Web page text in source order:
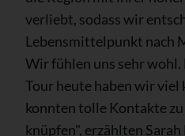
verliebt, sodass wir
Lebensmittelpunkt nach
Wir fühlen uns sehr
Tour heute haben wir viel
konnten tolle Kontakte
knüpfen", erzählten